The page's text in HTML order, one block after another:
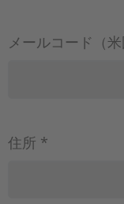
メールコード（米
住所 *